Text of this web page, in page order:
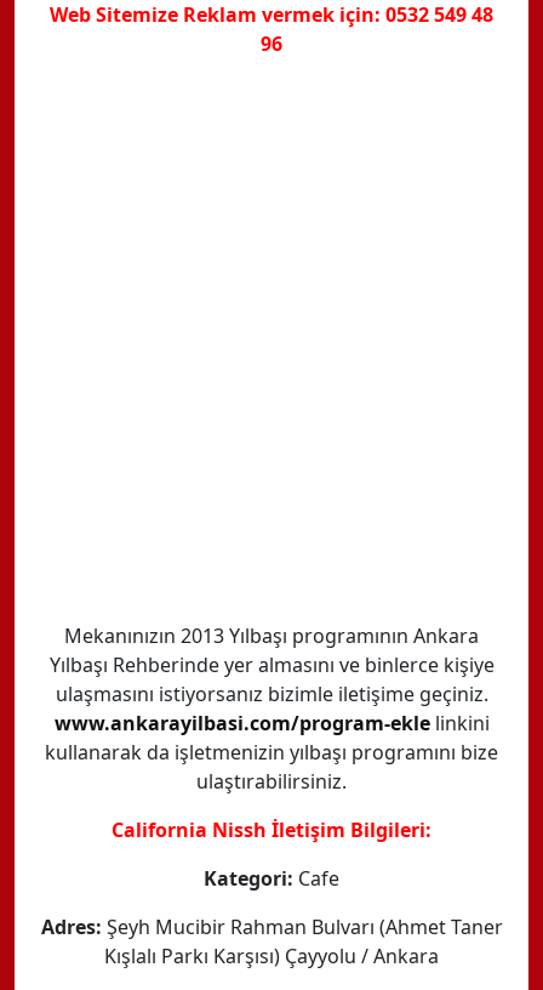
Web Sitemize Reklam vermek için: 0532 549 48
96
Mekanınızın 2013 Yılbaşı programının Ankara
Yılbaşı Rehberinde yer almasını ve binlerce kişiye
ulaşmasını istiyorsanız bizimle iletişime geçiniz.
www.ankarayilbasi.com/program-eklelinkini
kullanarak da işletmenizin yılbaşı programını bize
ulaştırabilirsiniz.
California Nissh İletişim Bilgileri:
Kategori: Cafe
Adres: Şeyh Mucibir Rahman Bulvarı (Ahmet Taner
Kışlalı Parkı Karşısı) Çayyolu / Ankara